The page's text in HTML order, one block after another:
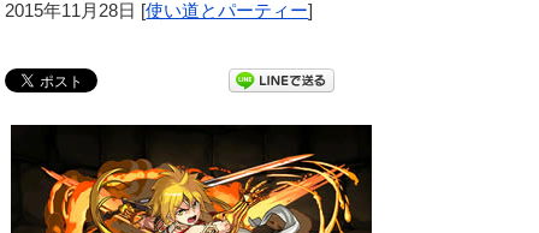
2015年11月28日 [使い道とパーティー]